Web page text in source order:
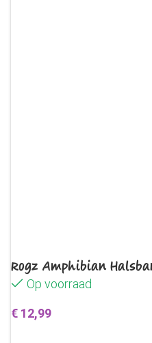
Rogz Amphibian
Op voorraad
€ 12,99